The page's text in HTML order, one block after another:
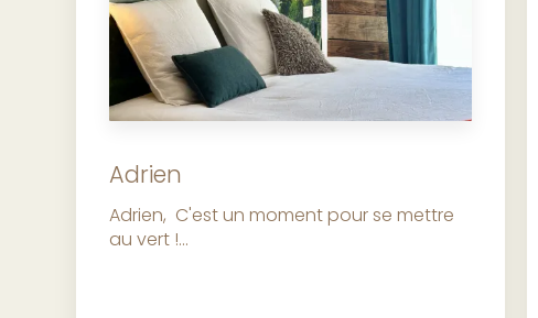
Adrien
Adrien, C'est un moment pour se mettre
au vert !...